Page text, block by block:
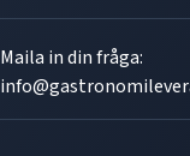
Maila in din fråga: